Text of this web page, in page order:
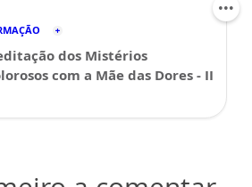
dos Mistérios
com a Mãe das Dores - II